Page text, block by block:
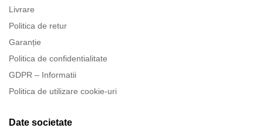
Livrare
Politica de retur
Garanție
Politica de confidentialitate
GDPR – Informatii
Politica de utilizare cookie-uri
Date societate